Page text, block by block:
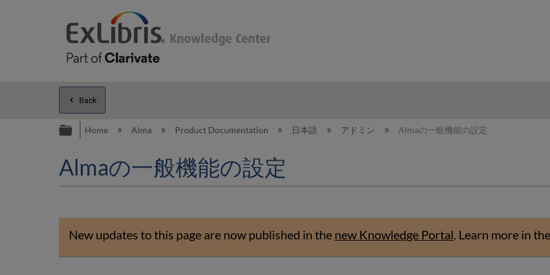
Back
Expand/collapse global hierarchy
Home Alma Product Documentation 日本語 アドミン Almaの一般機能の設定
Almaの一般機能の設定
New updates to this page are now published in the new Knowledge Portal. Learn more in the